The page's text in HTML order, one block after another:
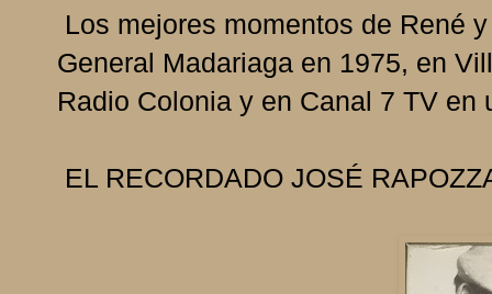
Los mejores momentos de René
General Madariaga en 1975, en
Radio Colonia y en Canal 7 TV
EL RECORDADO JOSÉ